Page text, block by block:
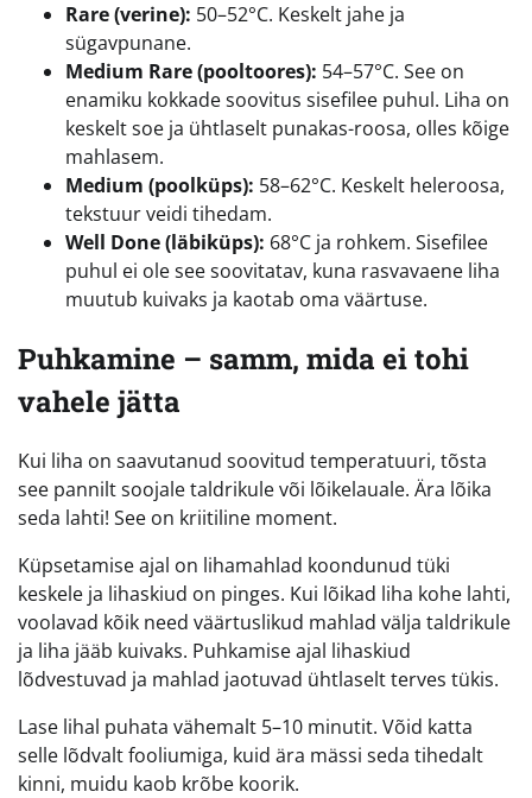
Rare (verine): 50–52°C. Keskelt jahe ja
sügavpunane.
Medium Rare (pooltoores): 54–57°C. See on
enamiku kokkade soovitus sisefilee puhul. Liha on
keskelt soe ja ühtlaselt punakas-roosa, olles kõige
mahlasem.
Medium (poolküps): 58–62°C. Keskelt heleroosa,
tekstuur veidi tihedam.
Well Done (läbiküps): 68°C ja rohkem. Sisefilee
puhul ei ole see soovitatav, kuna rasvavaene liha
muutub kuivaks ja kaotab oma väärtuse.
Puhkamine – samm, mida ei tohi
vahele jätta
Kui liha on saavutanud soovitud temperatuuri, tõsta
see pannilt soojale taldrikule või lõikelauale. Ära lõika
seda lahti! See on kriitiline moment.
Küpsetamise ajal on lihamahlad koondunud tüki
keskele ja lihaskiud on pinges. Kui lõikad liha kohe lahti,
voolavad kõik need väärtuslikud mahlad välja taldrikule
ja liha jääb kuivaks. Puhkamise ajal lihaskiud
lõdvestuvad ja mahlad jaotuvad ühtlaselt terves tükis.
Lase lihal puhata vähemalt 5–10 minutit. Võid katta
selle lõdvalt fooliumiga, kuid ära mässi seda tihedalt
kinni, muidu kaob krõbe koorik.